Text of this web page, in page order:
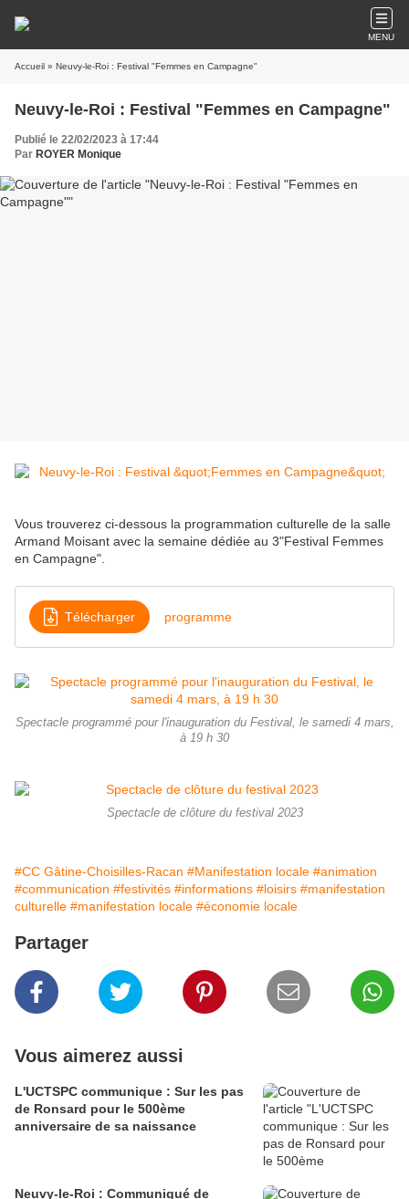
MENU
Accueil » Neuvy-le-Roi : Festival "Femmes en Campagne"
Neuvy-le-Roi : Festival "Femmes en Campagne"
Publié le 22/02/2023 à 17:44
Par ROYER Monique
Vous trouverez ci-dessous la programmation culturelle de la salle
Armand Moisant avec la semaine dédiée au 3"Festival Femmes
en Campagne".
Télécharger programme
Spectacle programmé pour l'inauguration du Festival, le samedi 4 mars,
à 19 h 30
Spectacle de clôture du festival 2023
#CC Gâtine-Choisilles-Racan #Manifestation locale #animation
#communication #festivités #informations #loisirs #manifestation
culturelle #manifestation locale #économie locale
Partager
Vous aimerez aussi
L'UCTSPC communique : Sur les pas
de Ronsard pour le 500ème
anniversaire de sa naissance
Neuvy-le-Roi : Communiqué de